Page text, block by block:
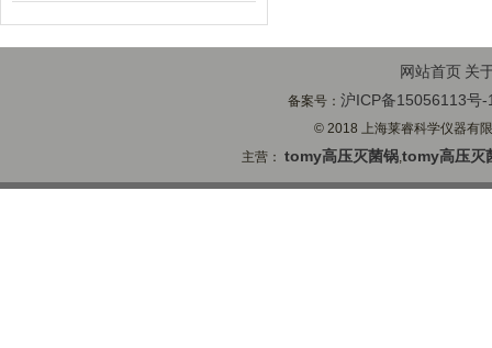
网站首页 关
备案号：沪ICP备15056113号-
© 2018 上海莱睿科学仪器有
主营：tomy高压灭菌锅,tomy高压灭